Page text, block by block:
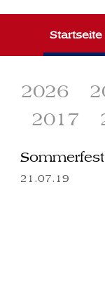
2026
2017
Startseite
21.07.19